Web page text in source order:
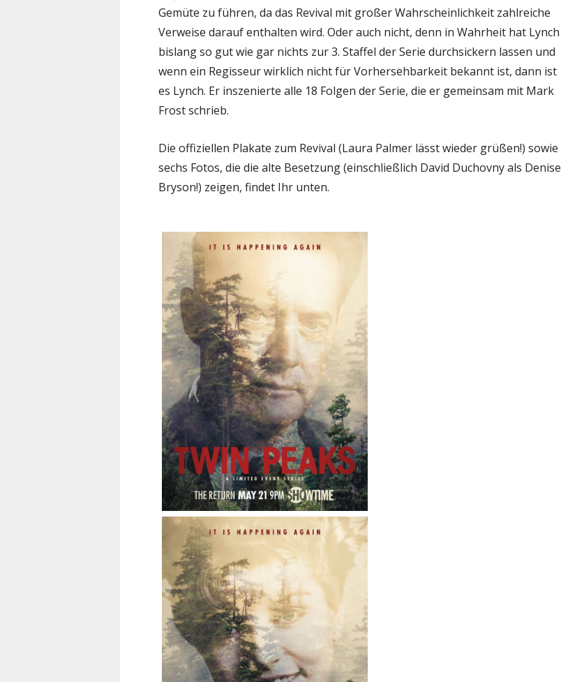
Gemüte zu führen, da das Revival mit großer Wahrscheinlichkeit zahlreiche
Verweise darauf enthalten wird. Oder auch nicht, denn in Wahrheit hat Lynch
bislang so gut wie gar nichts zur 3. Staffel der Serie durchsickern lassen und
wenn ein Regisseur wirklich nicht für Vorhersehbarkeit bekannt ist, dann ist
es Lynch. Er inszenierte alle 18 Folgen der Serie, die er gemeinsam mit Mark
Frost schrieb.
Die offiziellen Plakate zum Revival (Laura Palmer lässt wieder grüßen!) sowie
sechs Fotos, die die alte Besetzung (einschließlich David Duchovny als Denise
Bryson!) zeigen, findet Ihr unten.